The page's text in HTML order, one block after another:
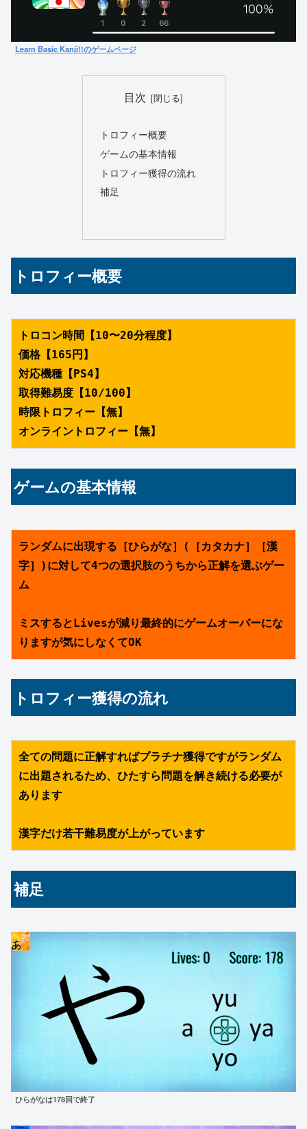
Learn Basic Kanji!!のゲームページ
目次
トロフィー概要
ゲームの基本情報
トロフィー獲得の流れ
補足
トロフィー概要
トロコン時間【10〜20分程度】
価格【165円】
対応機種【PS4】
取得難易度【10/100】
時限トロフィー【無】
オンライントロフィー【無】
ゲームの基本情報
ランダムに出現する［ひらがな］(［カタカナ］［漢
字］)に対して4つの選択肢のうちから正解を選ぶゲー
ム
ミスするとLivesが減り最終的にゲームオーバーにな
りますが気にしなくてOK
トロフィー獲得の流れ
全ての問題に正解すればプラチナ獲得ですがランダム
に出題されるため、ひたすら問題を解き続ける必要が
あります
漢字だけ若干難易度が上がっています
補足
ひらがなは178回で終了